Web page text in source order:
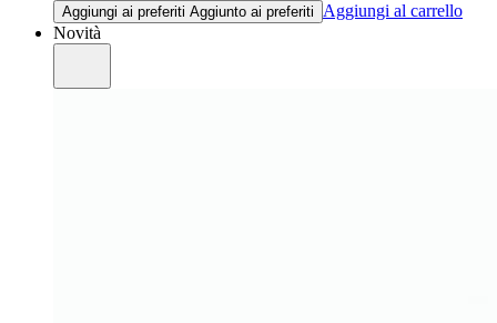
Aggiungi ai preferiti Aggiunto ai preferiti
Aggiungi al carrello
Novità